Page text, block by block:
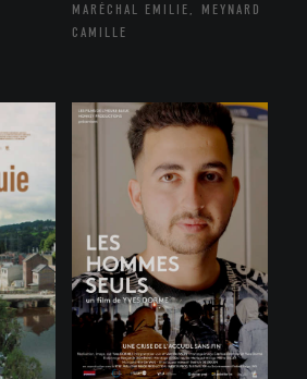
MARÉCHAL EMILIE, MEYNARD
CAMILLE